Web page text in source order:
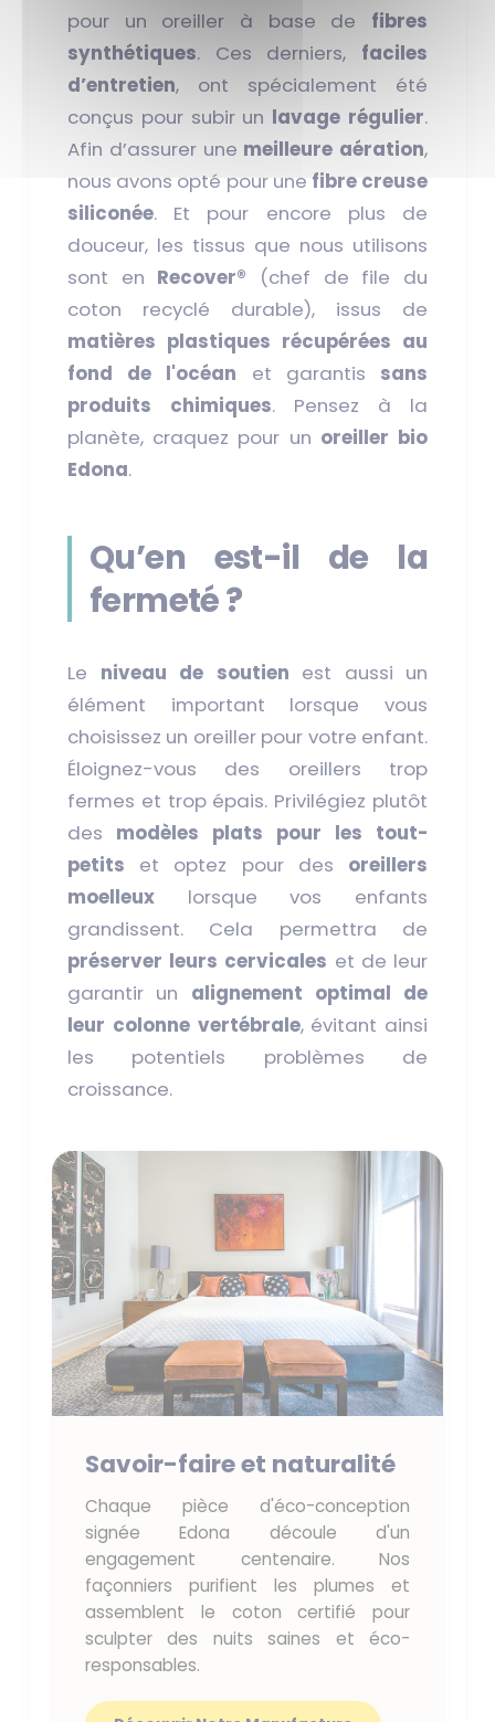
pour un oreiller à base de fibres
synthétiques. Ces derniers, faciles
d’entretien, ont spécialement été
conçus pour subir un lavage régulier.
Afin d’assurer une meilleure aération,
nous avons opté pour une fibre creuse
siliconée. Et pour encore plus de
douceur, les tissus que nous utilisons
sont en Recover® (chef de file du
coton recyclé durable), issus de
matières plastiques récupérées au
fond de l'océan et garantis sans
produits chimiques. Pensez à la
planète, craquez pour un oreiller bio
Edona.
Qu’en est-il de la
fermeté ?
Le niveau de soutien est aussi un
élément important lorsque vous
choisissez un oreiller pour votre enfant.
Éloignez-vous des oreillers trop
fermes et trop épais. Privilégiez plutôt
des modèles plats pour les tout-
petits et optez pour des oreillers
moelleux lorsque vos enfants
grandissent. Cela permettra de
préserver leurs cervicales et de leur
garantir un alignement optimal de
leur colonne vertébrale, évitant ainsi
les potentiels problèmes de
croissance.
Savoir-faire et naturalité
Chaque pièce d'éco-conception
signée Edona découle d'un
engagement centenaire. Nos
façonniers purifient les plumes et
assemblent le coton certifié pour
sculpter des nuits saines et éco-
responsables.